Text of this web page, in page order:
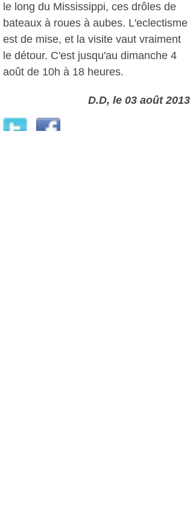
le long du Mississippi, ces drôles de
bateaux à roues à aubes. L'eclectisme
est de mise, et la visite vaut vraiment
le détour. C'est jusqu'au dimanche 4
août de 10h à 18 heures.
D.D, le 03 août 2013